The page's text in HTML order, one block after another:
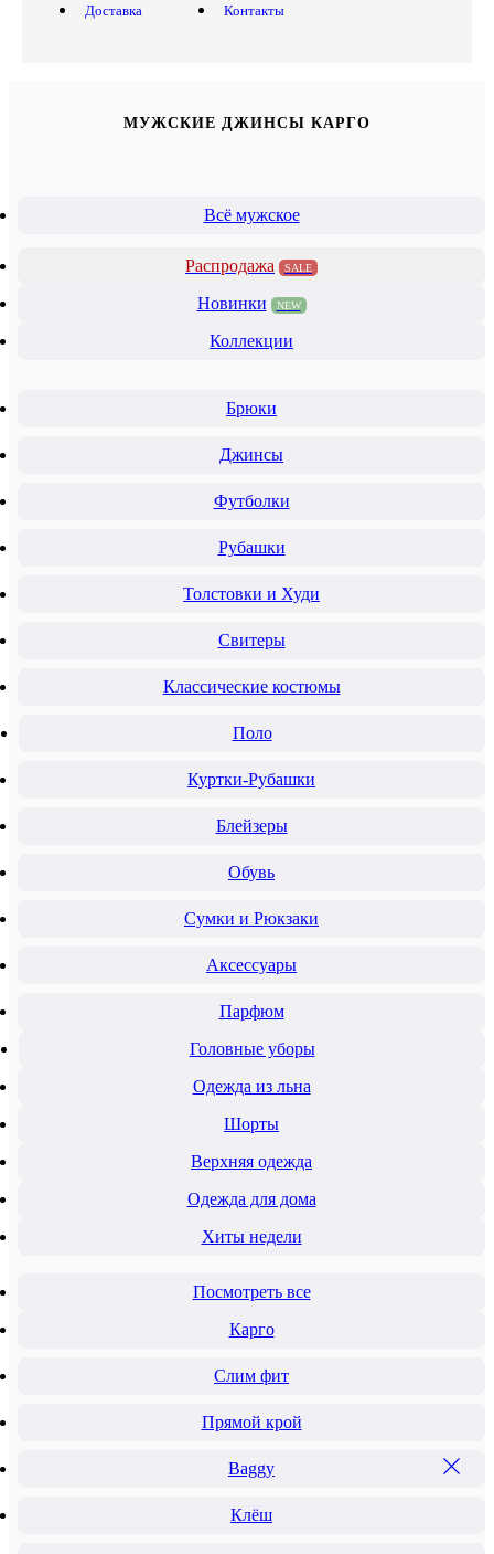
Доставка
Контакты
МУЖСКИЕ ДЖИНСЫ КАРГО
Всё мужское
Распродажа SALE
Новинки NEW
Коллекции
Брюки
Джинсы
Футболки
Рубашки
Толстовки и Худи
Свитеры
Классические костюмы
Поло
Куртки-Рубашки
Блейзеры
Обувь
Сумки и Рюкзаки
Аксессуары
Парфюм
Головные уборы
Одежда из льна
Шорты
Верхняя одежда
Одежда для дома
Хиты недели
Посмотреть все
Карго
Слим фит
Прямой крой
Baggy
Клёш